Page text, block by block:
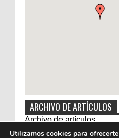
ARCHIVO DE ARTÍCULOS
Archivo de artículos
Utilizamos cookies para